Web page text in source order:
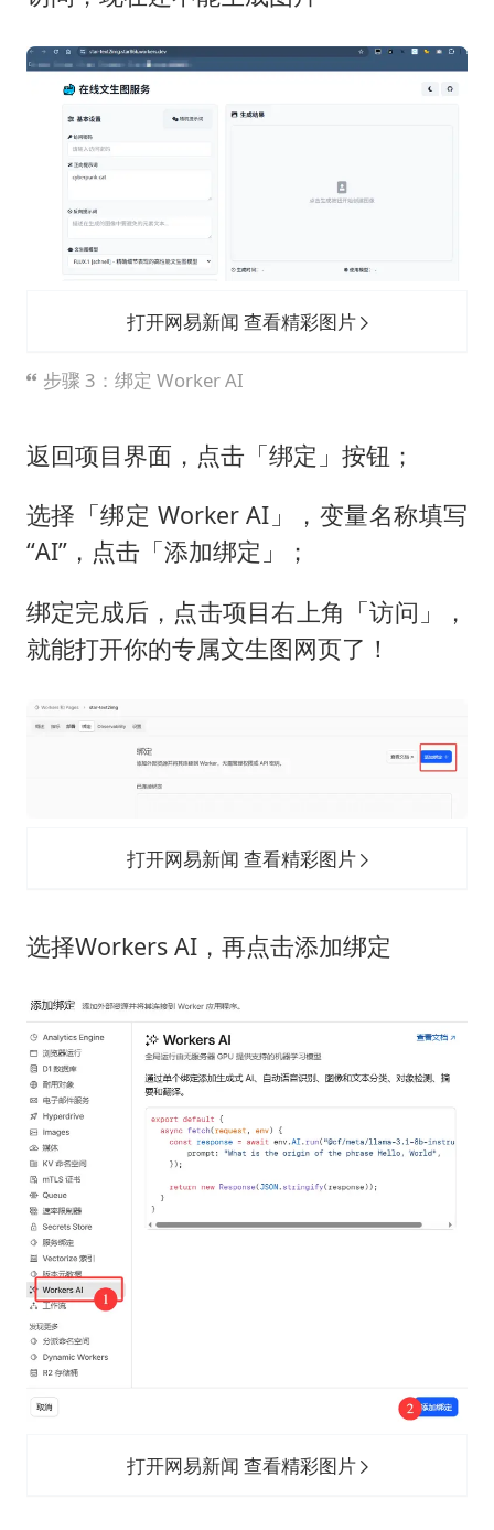
打开网易新闻 查看精彩图片
步骤 3：绑定 Worker AI
返回项目界面，点击「绑定」按钮；
选择「绑定 Worker AI」，变量名称填写
“AI”，点击「添加绑定」；
绑定完成后，点击项目右上角「访问」，
就能打开你的专属文生图网页了！
打开网易新闻 查看精彩图片
选择Workers AI，再点击添加绑定
打开网易新闻 查看精彩图片